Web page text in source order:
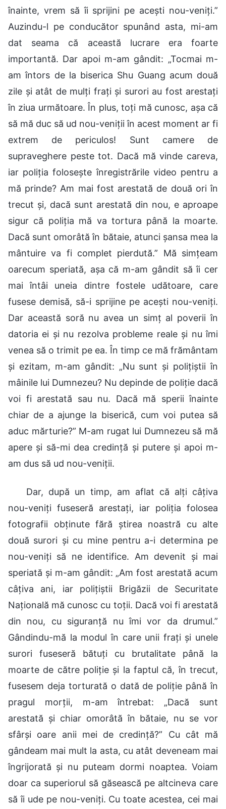
înainte, vrem să îi sprijini pe acești nou-veniți.”
Auzindu-l pe conducător spunând asta, mi-am
dat seama că această lucrare era foarte
importantă. Dar apoi m-am gândit: „Tocmai m-
am întors de la biserica Shu Guang acum două
zile și atât de mulți frați și surori au fost arestați
în ziua următoare. În plus, toți mă cunosc, așa că
să mă duc să ud nou-veniții în acest moment ar fi
extrem de periculos! Sunt camere de
supraveghere peste tot. Dacă mă vinde careva,
iar poliția folosește înregistrările video pentru a
mă prinde? Am mai fost arestată de două ori în
trecut și, dacă sunt arestată din nou, e aproape
sigur că poliția mă va tortura până la moarte.
Dacă sunt omorâtă în bătaie, atunci șansa mea la
mântuire va fi complet pierdută.” Mă simțeam
oarecum speriată, așa că m-am gândit să îi cer
mai întâi uneia dintre fostele udătoare, care
fusese demisă, să-i sprijine pe acești nou-veniți.
Dar această soră nu avea un simț al poverii în
datoria ei și nu rezolva probleme reale și nu îmi
venea să o trimit pe ea. În timp ce mă frământam
și ezitam, m-am gândit: „Nu sunt și polițiștii în
mâinile lui Dumnezeu? Nu depinde de poliție dacă
voi fi arestată sau nu. Dacă mă sperii înainte
chiar de a ajunge la biserică, cum voi putea să
aduc mărturie?” M-am rugat lui Dumnezeu să mă
apere și să-mi dea credință și putere și apoi m-
am dus să ud nou-veniții.
Dar, după un timp, am aflat că alți câțiva
nou-veniți fuseseră arestați, iar poliția folosea
fotografii obținute fără știrea noastră cu alte
două surori și cu mine pentru a-i determina pe
nou-veniți să ne identifice. Am devenit și mai
speriată și m-am gândit: „Am fost arestată acum
câțiva ani, iar polițiștii Brigăzii de Securitate
Națională mă cunosc cu toții. Dacă voi fi arestată
din nou, cu siguranță nu îmi vor da drumul.”
Gândindu-mă la modul în care unii frați și unele
surori fuseseră bătuți cu brutalitate până la
moarte de către poliție și la faptul că, în trecut,
fusesem deja torturată o dată de poliție până în
pragul morții, m-am întrebat: „Dacă sunt
arestată și chiar omorâtă în bătaie, nu se vor
sfârși oare anii mei de credință?” Cu cât mă
gândeam mai mult la asta, cu atât deveneam mai
îngrijorată și nu puteam dormi noaptea. Voiam
doar ca superiorul să găsească pe altcineva care
să îi ude pe nou-veniți. Cu toate acestea, cei mai